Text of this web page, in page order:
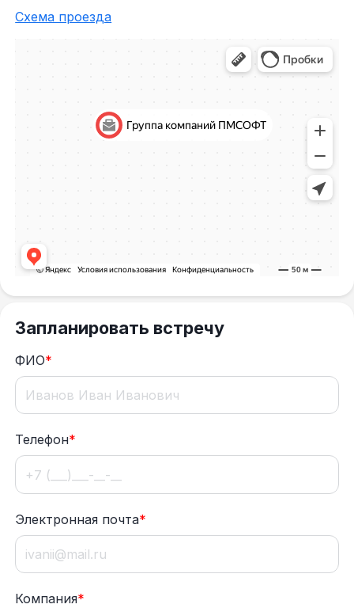
Схема проезда
Запланировать встречу
ФИО*
Телефон*
Электронная почта*
Компания*